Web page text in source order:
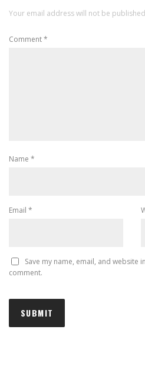
Your email address will not be
Comment*
Name *
Email *
Save my name, email, and website
comment.